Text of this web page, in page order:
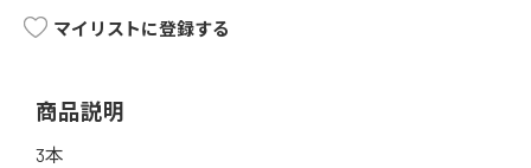
マイリストに登録する
商品説明
3本